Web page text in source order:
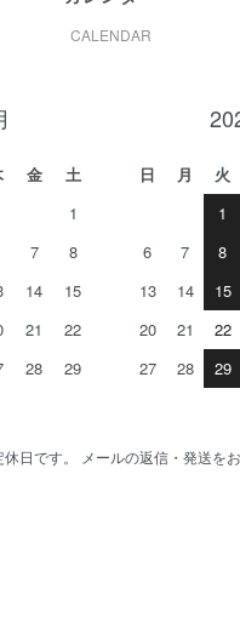
CALENDAR
金
土
1
7
8
14
15
21
22
28
29
日 月 火
1
6
7 8
13
14 15
20
21 22
27
28 29
日です。 メールの返信・発送